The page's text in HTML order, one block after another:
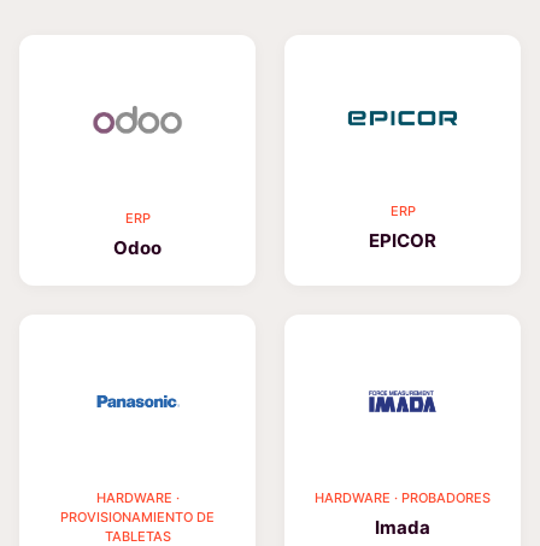
ERP
Odoo
ERP
EPICOR
HARDWARE ·
PROVISIONAMIENTO DE
TABLETAS
HARDWARE · PROBADORES
Imada